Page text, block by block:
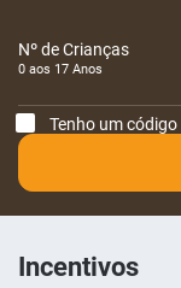
Nº de Crianças
0 aos 17 Anos
Tenho um código
Incentivos